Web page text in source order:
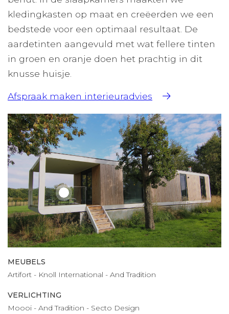
kledingkasten op maat en creëerden we een
bedstede voor een optimaal resultaat. De
aardetinten aangevuld met wat fellere tinten
in groen en oranje doen het prachtig in dit
knusse huisje.
Afspraak maken interieuradvies
MEUBELS
Artifort - Knoll International - And Tradition
VERLICHTING
Moooi - And Tradition - Secto Design